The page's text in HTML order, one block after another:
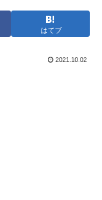
はてブ
2021.10.02